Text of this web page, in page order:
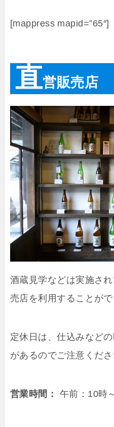
[mappress mapid=”65″]
直営販売店
酒蔵見学などは実施さ
売店を利用することがで
定休日は、仕込みなど
があるのでご注意くださ
営業時間： 午前：10時